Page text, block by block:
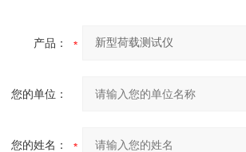
产品：
您的单位：
您的姓名：